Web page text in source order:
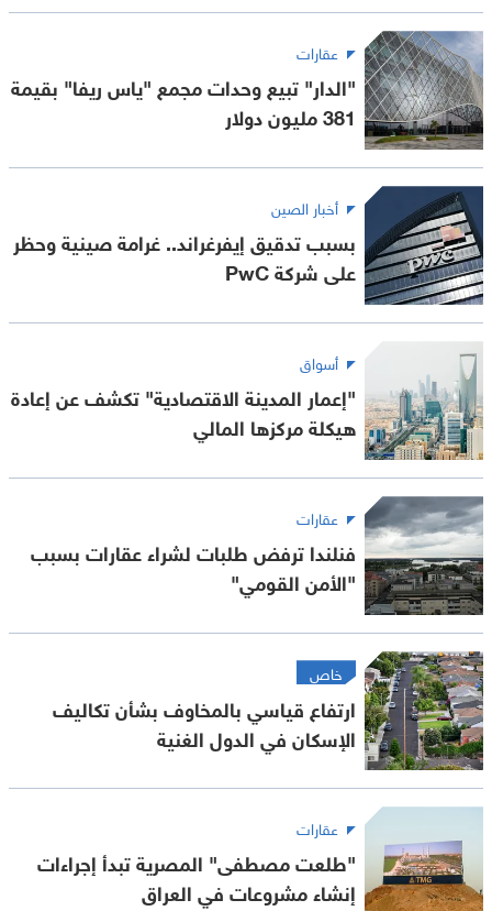
عقارات
"الدار" تبيع وحدات مجمع "ياس ريفا" بقيمة
381 مليون دولار
أخبار الصين
بسبب تدقيق إيفرغراند.. غرامة صينية وحظر
على شركة PwC
أسواق
"إعمار المدينة الاقتصادية" تكشف عن إعادة
هيكلة مركزها المالي
عقارات
فنلندا ترفض طلبات لشراء عقارات بسبب
"الأمن القومي"
خاص
ارتفاع قياسي بالمخاوف بشأن تكاليف
الإسكان في الدول الغنية
عقارات
"طلعت مصطفى" المصرية تبدأ إجراءات
إنشاء مشروعات في العراق